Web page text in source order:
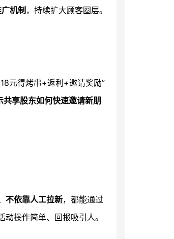
机制 ，持续扩大顾客圈层。
元得烤串+返利+邀请奖励”
共享股东如何快速邀请新朋
不依靠人工拉新，都能通过
操作简单、回报吸引人。